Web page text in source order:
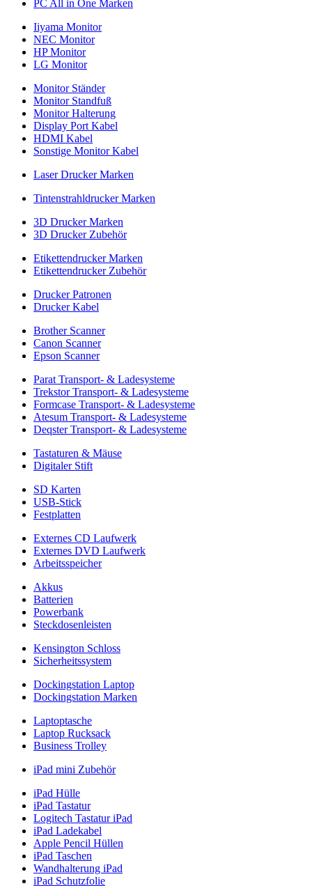
PC All in One Marken
Iiyama Monitor
NEC Monitor
HP Monitor
LG Monitor
Monitor Ständer
Monitor Standfuß
Monitor Halterung
Display Port Kabel
HDMI Kabel
Sonstige Monitor Kabel
Laser Drucker Marken
Tintenstrahldrucker Marken
3D Drucker Marken
3D Drucker Zubehör
Etikettendrucker Marken
Etikettendrucker Zubehör
Drucker Patronen
Drucker Kabel
Brother Scanner
Canon Scanner
Epson Scanner
Parat Transport- & Ladesysteme
Trekstor Transport- & Ladesysteme
Formcase Transport- & Ladesysteme
Atesum Transport- & Ladesysteme
Deqster Transport- & Ladesysteme
Tastaturen & Mäuse
Digitaler Stift
SD Karten
USB-Stick
Festplatten
Externes CD Laufwerk
Externes DVD Laufwerk
Arbeitsspeicher
Akkus
Batterien
Powerbank
Steckdosenleisten
Kensington Schloss
Sicherheitssystem
Dockingstation Laptop
Dockingstation Marken
Laptoptasche
Laptop Rucksack
Business Trolley
iPad mini Zubehör
iPad Hülle
iPad Tastatur
Logitech Tastatur iPad
iPad Ladekabel
Apple Pencil Hüllen
iPad Taschen
Wandhalterung iPad
iPad Schutzfolie